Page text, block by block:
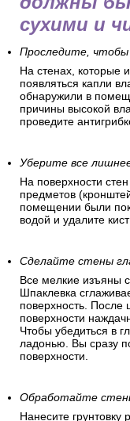
сухими и
Проследите, чтобы
На стенах, которые
появляться капли
обнаружили в
причины высокой
проведите
Уберите все
На поверхности
предметов
помещении были
водой и удалите
Сделайте стены
Все мелкие изъяны
Шпаклевка
поверхность. После
поверхности
Чтобы убедиться в
ладонью. Вы сразу
поверхности.
Обработайте
Нанесите